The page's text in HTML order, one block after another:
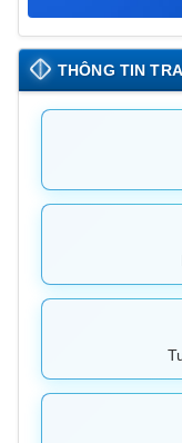
THÔNG TIN